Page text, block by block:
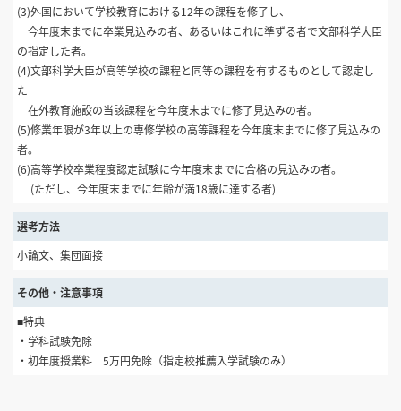
(3)外国において学校教育における12年の課程を修了し、
今年度末までに卒業見込みの者、あるいはこれに準ずる者で文部科学大臣
の指定した者。
(4)文部科学大臣が高等学校の課程と同等の課程を有するものとして認定し
た
在外教育施設の当該課程を今年度末までに修了見込みの者。
(5)修業年限が3年以上の専修学校の高等課程を今年度末までに修了見込みの
者。
(6)高等学校卒業程度認定試験に今年度末までに合格の見込みの者。
(ただし、今年度末までに年齢が満18歳に達する者)
選考方法
小論文、集団面接
その他・注意事項
■特典
・学科試験免除
・初年度授業料 5万円免除（指定校推薦入学試験のみ）